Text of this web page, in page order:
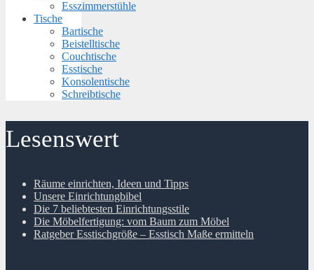
Esszimmerstühle
Tische
Bartische
Beistelltische
Couchtische
Esstische
Konsolentische
Schreibtische
Lesenswert
Räume einrichten, Ideen und Tipps
Unsere Einrichtungbibel
Die 7 beliebtesten Einrichtungsstile
Die Möbelfertigung: vom Baum zum Möbel
Ratgeber Esstischgröße – Esstisch Maße ermitteln